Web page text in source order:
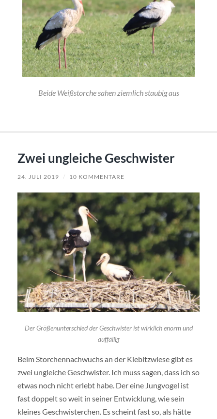
Beide Weißstorche sahen ziemlich staubig aus
Zwei ungleiche Geschwister
24. JULI 2019 / 10 KOMMENTARE
Der Größenunterschied der Geschwister ist wirklich enorm und
auffällig
Beim Storchennachwuchs an der Kiebitzwiese gibt es
zwei ungleiche Geschwister. Ich muss sagen, dass ich so
etwas noch nicht erlebt habe. Der eine Jungvogel ist
fast doppelt so weit in seiner Entwicklung, wie sein
kleines Geschwisterchen. Es scheint fast so, als hätte